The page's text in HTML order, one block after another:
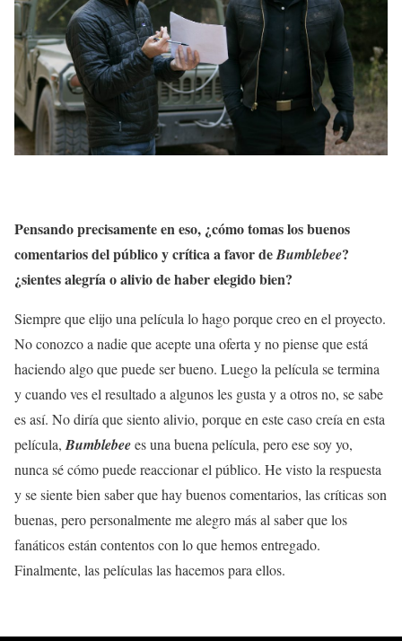
Pensando precisamente en eso, ¿cómo tomas los buenos
comentarios del público y crítica a favor deBumblebee?
¿sientes alegría o alivio de haber elegido bien?
Siempre que elijo una película lo hago porque creo en el proyecto.
No conozco a nadie que acepte una oferta y no piense que está
haciendo algo que puede ser bueno. Luego la película se termina
y cuando ves el resultado a algunos les gusta y a otros no, se sabe
es así. No diría que siento alivio, porque en este caso creía en esta
película, Bumblebeees una buena película, pero ese soy yo,
nunca sé cómo puede reaccionar el público. He visto la respuesta
y se siente bien saber que hay buenos comentarios, las críticas son
buenas, pero personalmente me alegro más al saber que los
fanáticos están contentos con lo que hemos entregado.
Finalmente, las películas las hacemos para ellos.